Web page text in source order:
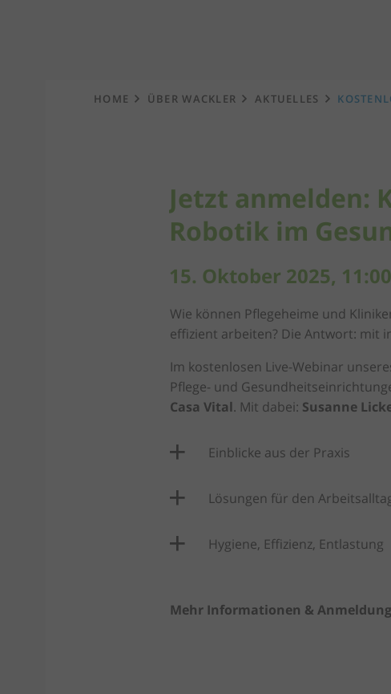
HOME ÜBER WACKLER AKTUELLES
Jetzt anmelden:
Robotik im
15. Oktober 2025,
Wie können Pflegeheime und
effizient arbeiten? Die Antwort: mit
Im kostenlosen Live-Webinar
Pflege- und
Casa Vital. Mit dabei: Susanne
Einblicke aus der Praxis
Lösungen für den
Hygiene, Effizienz, Entlastung
Mehr Informationen &